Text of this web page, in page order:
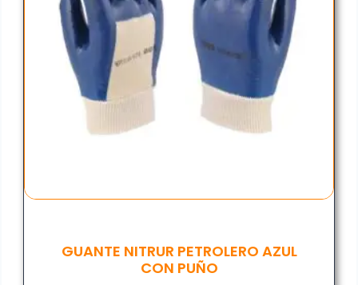
GUANTE NITRUR PETROLERO AZUL
CON PUÑO